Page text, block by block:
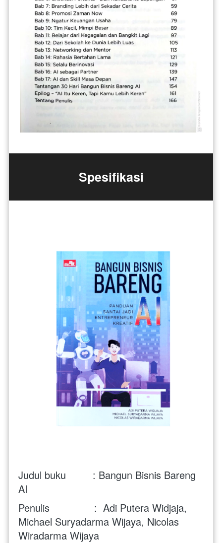
Spesifikasi
Judul buku         : Bangun Bisnis Bareng
AI
Penulis               :  Adi Putera Widjaja,
Michael Suryadarma Wijaya, Nicolas
Wiradarma Wijaya